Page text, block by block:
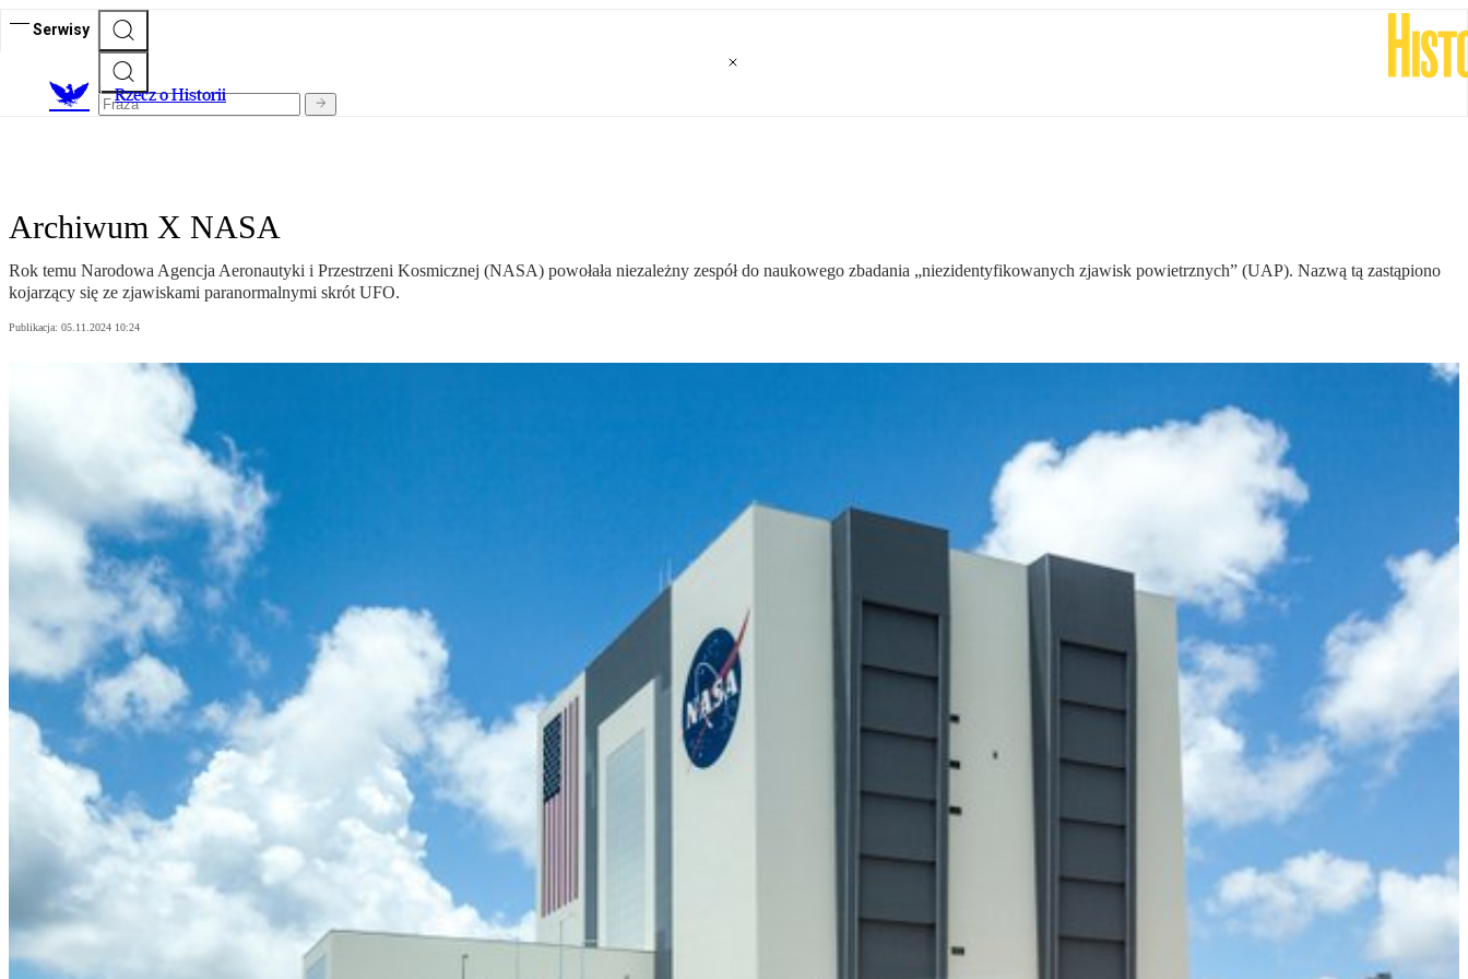
Serwisy
Rzecz o Historii
Archiwum X NASA
Rok temu Narodowa Agencja Aeronautyki i Przestrzeni Kosmicznej (NASA) powołała niezależny zespół do naukowego zbadania „niezidentyfikowanych zjawisk powietrznych” (UAP). Nazwą tą zastąpiono
kojarzący się ze zjawiskami paranormalnymi skrót UFO.
Publikacja: 05.11.2024 10:24